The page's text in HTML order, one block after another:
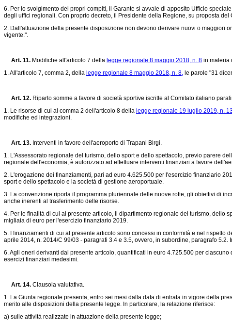
6. Per lo svolgimento dei propri compiti, il Garante si avvale di apposito Ufficio
degli uffici regionali. Con proprio decreto, il Presidente della Regione, su proposta
2. Dall'attuazione della presente disposizione non devono derivare nuovi o maggiori
vigente.".
Art. 11. Modifiche all'articolo 7 della legge regionale 8 maggio 2018, n. 8 in materia
1. All'articolo 7, comma 2, della legge regionale 8 maggio 2018, n. 8, le parole "31
Art. 12. Riparto somme a favore di società sportive iscritte al Comitato italiano
1. Le risorse di cui al comma 2 dell'articolo 8 della legge regionale 19 luglio 2019, n.
modifiche ed integrazioni.
Art. 13. Interventi in favore dell'aeroporto di Trapani Birgi.
1. L'Assessorato regionale del turismo, dello sport e dello spettacolo, previo parere
regionale dell'economia, è autorizzato ad effettuare interventi finanziari a favore
2. L'erogazione dei finanziamenti, pari ad euro 4.625.500 per l'esercizio finanziario
sport e dello spettacolo e la società di gestione aeroportuale.
3. La convenzione riporta il programma pluriennale delle nuove rotte, gli obiettivi di
anche inerenti al trasferimento delle risorse.
4. Per le finalità di cui al presente articolo, il dipartimento regionale del turismo, dello
migliaia di euro per l'esercizio finanziario 2019.
5. I finanziamenti di cui al presente articolo sono concessi in conformità e nel
aprile 2014, n. 2014/C 99/03 - paragrafi 3.4 e 3.5, ovvero, in subordine, paragrafo
6. Agli oneri derivanti dal presente articolo, quantificati in euro 4.725.500 per
esercizi finanziari medesimi.
Art. 14. Clausola valutativa.
1. La Giunta regionale presenta, entro sei mesi dalla data di entrata in vigore della
merito alle disposizioni della presente legge. In particolare, la relazione riferisce:
a) sulle attività realizzate in attuazione della presente legge;